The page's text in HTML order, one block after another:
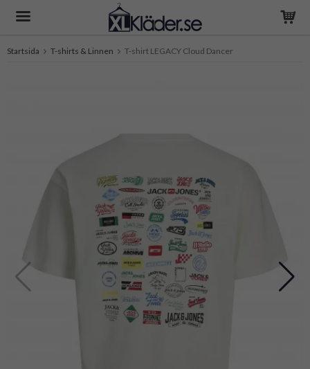
Startsida T-shirts & Linnen T-shirt LEGACY Cloud Dancer